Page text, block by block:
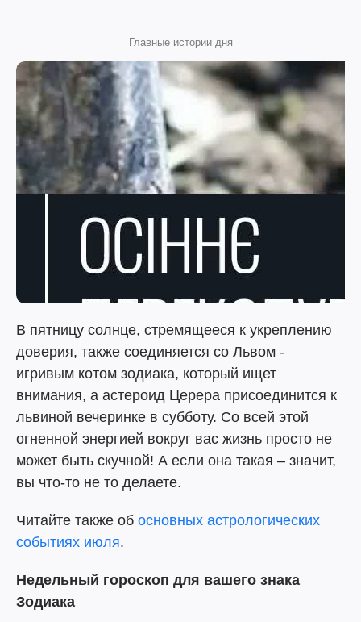
Главные истории дня
В пятницу солнце, стремящееся к укреплению
доверия, также соединяется со Львом -
игривым котом зодиака, который ищет
внимания, а астероид Церера присоединится к
львиной вечеринке в субботу. Со всей этой
огненной энергией вокруг вас жизнь просто не
может быть скучной! А если она такая – значит,
вы что-то не то делаете.
Читайте также об основных астрологических
событиях июля.
Недельный гороскоп для вашего знака
Зодиака